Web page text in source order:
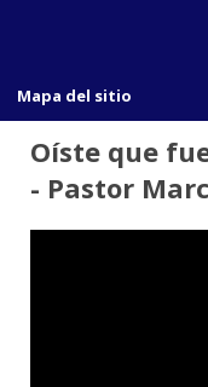
Oíste que
- Pastor